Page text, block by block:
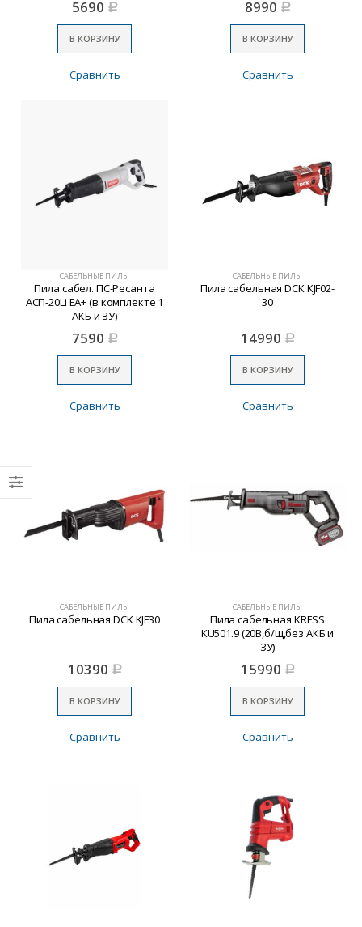
5690 Р
В КОРЗИНУ
Сравнить
8990 Р
В КОРЗИНУ
Сравнить
САБЕЛЬНЫЕ ПИЛЫ
Пила сабел. ПС-Ресанта
АСП-20Li ЕА+ (в комплекте 1
АКБ и ЗУ)
7590 Р
В КОРЗИНУ
Сравнить
САБЕЛЬНЫЕ ПИЛЫ
Пила сабельная DCK KJF02-
30
14990 Р
В КОРЗИНУ
Сравнить
САБЕЛЬНЫЕ ПИЛЫ
Пила сабельная DCK KJF30
10390 Р
В КОРЗИНУ
Сравнить
САБЕЛЬНЫЕ ПИЛЫ
Пила сабельная KRESS
KU501.9 (20В,б/щ,без АКБ и
ЗУ)
15990 Р
В КОРЗИНУ
Сравнить